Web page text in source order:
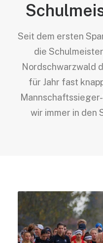
Seit dem ersten
die
Nordschwarzwald
für Jahr fast
wir immer in den